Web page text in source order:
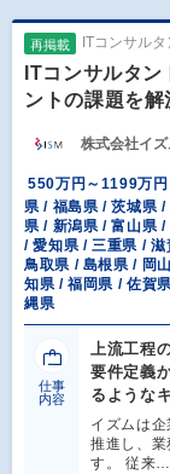
再掲載 ITコンサルタ
ITコンサルタ
ントの課題を
株式会社イズ
550万円～1199万円
県 / 福島県 / 茨城県 /
県 / 新潟県 / 富山県
/ 愛知県 / 三重県 /
鳥取県 / 島根県 / 岡
知県 / 福岡県 / 佐賀
縄県
仕事
内容
上流工程
要件定義
るような
イズムは
推進し、
す。 従来…